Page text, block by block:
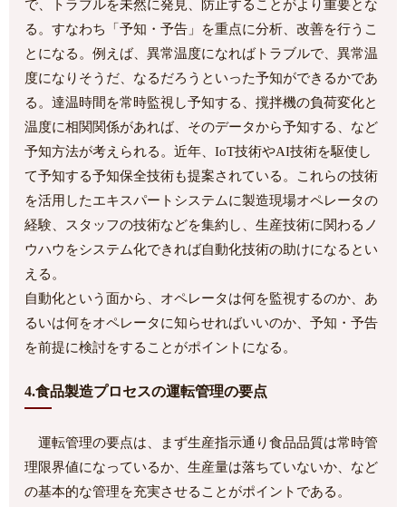
で、トラブルを未然に発見、防止することがより重要とな
る。すなわち「予知・予告」を重点に分析、改善を行うこ
とになる。例えば、異常温度になればトラブルで、異常温
度になりそうだ、なるだろうといった予知ができるかであ
る。達温時間を常時監視し予知する、撹拌機の負荷変化と
温度に相関関係があれば、そのデータから予知する、など
予知方法が考えられる。近年、IoT技術やAI技術を駆使し
て予知する予知保全技術も提案されている。これらの技術
を活用したエキスパートシステムに製造現場オペレータの
経験、スタッフの技術などを集約し、生産技術に関わるノ
ウハウをシステム化できれば自動化技術の助けになるとい
える。
自動化という面から、オペレータは何を監視するのか、あ
るいは何をオペレータに知らせればいいのか、予知・予告
を前提に検討をすることがポイントになる。
4.食品製造プロセスの運転管理の要点
運転管理の要点は、まず生産指示通り食品品質は常時管
理限界値になっているか、生産量は落ちていないか、など
の基本的な管理を充実させることがポイントである。